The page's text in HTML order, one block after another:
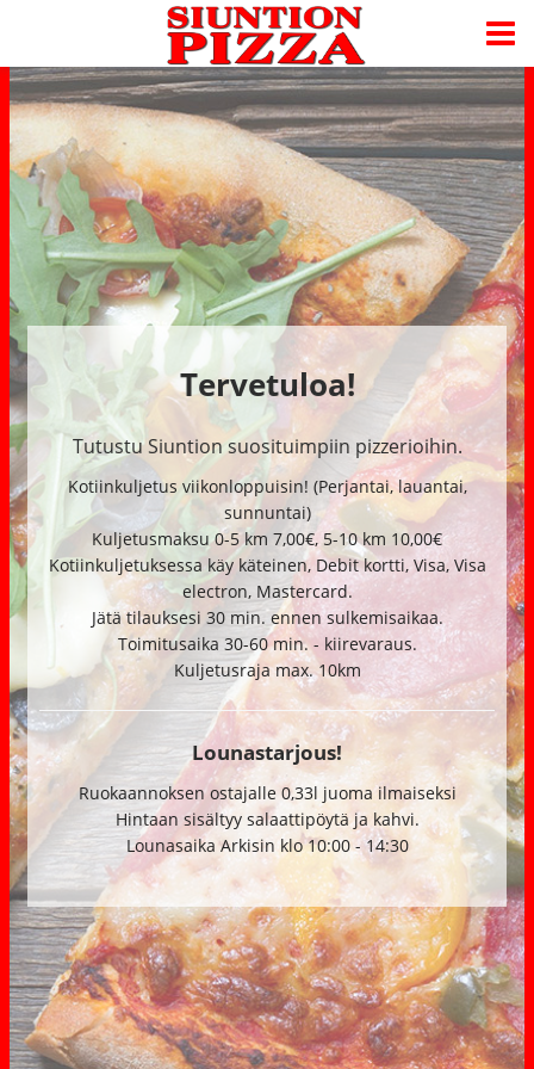
Tervetuloa!
Tutustu Siuntion suosituimpiin pizzerioihin.
Kotiinkuljetus viikonloppuisin! (Perjantai, lauantai,
sunnuntai)
Kuljetusmaksu 0-5 km 7,00€, 5-10 km 10,00€
Kotiinkuljetuksessa käy käteinen, Debit kortti, Visa, Visa
electron, Mastercard.
Jätä tilauksesi 30 min. ennen sulkemisaikaa.
Toimitusaika 30-60 min. - kiirevaraus.
Kuljetusraja max. 10km
Lounastarjous!
Ruokaannoksen ostajalle 0,33l juoma ilmaiseksi
Hintaan sisältyy salaattipöytä ja kahvi.
Lounasaika Arkisin klo 10:00 - 14:30